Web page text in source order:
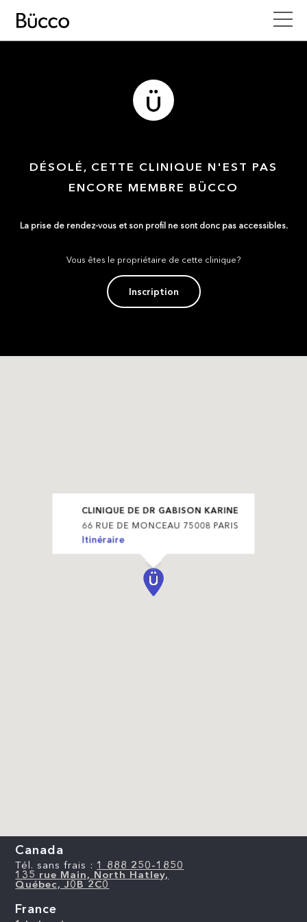
DÉSOLÉ, CETTE CLINIQUE N'EST PAS
ENCORE MEMBRE BÜCCO
La prise de rendez-vous et son profil ne sont donc pas accessibles.
Vous êtes le propriétaire de cette clinique?
Inscription
CLINIQUE DE DR GABISON KARINE
66 RUE DE MONCEAU 75008 PARIS
Itinéraire
Canada
Tél. sans frais : 1 888 250-1850
135 rue Main, North Hatley,
Québec, J0B 2C0
France